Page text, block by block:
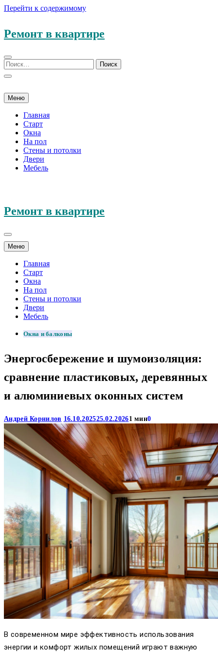
Перейти к содержимому
Ремонт в квартире
Меню
Главная
Старт
Окна
На пол
Стены и потолки
Двери
Мебель
Ремонт в квартире
Меню
Главная
Старт
Окна
На пол
Стены и потолки
Двери
Мебель
Окна и балконы
Энергосбережение и шумоизоляция:
сравнение пластиковых, деревянных
и алюминиевых оконных систем
Андрей Корнилов 16.10.202525.02.20261 мин0
В современном мире эффективность использования
энергии и комфорт жилых помещений играют важную